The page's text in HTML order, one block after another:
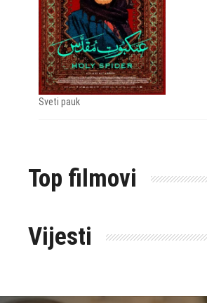
Sveti pauk
Top filmovi
Vijesti